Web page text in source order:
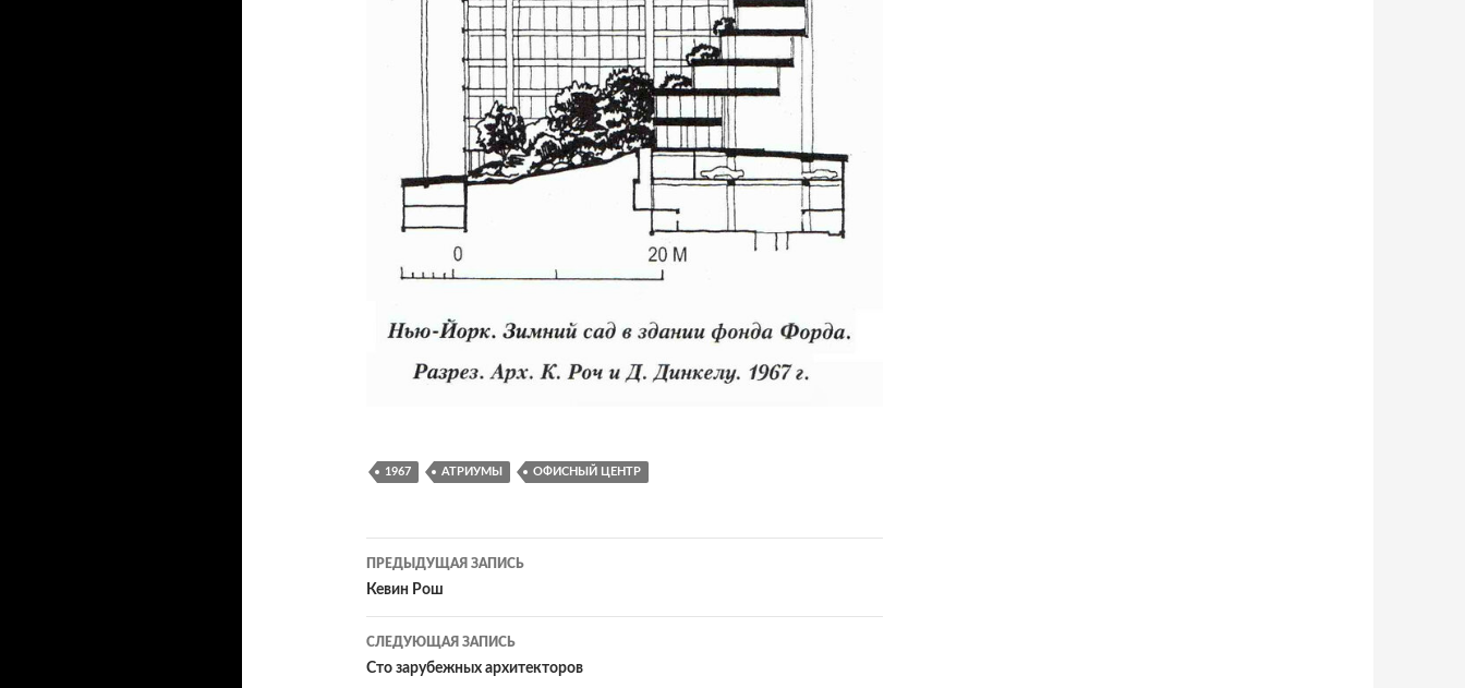
1967 АТРИУМЫ ОФИСНЫЙ ЦЕНТР
Навигация
по
записям
ПРЕДЫДУЩАЯ ЗАПИСЬ
Кевин Рош
СЛЕДУЮЩАЯ ЗАПИСЬ
Сто зарубежных архитекторов